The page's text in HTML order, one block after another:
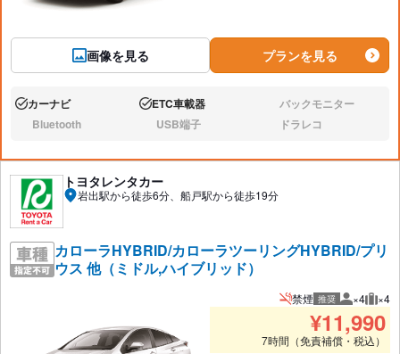
画像を見る プランを見る
あり:カーナビ あり:ETC車載器 なし:バックモニター
なし:Bluetooth なし:USB端子 なし:ドラレコ
トヨタレンタカー
岩出駅から徒歩6分、船戸駅から徒歩19分
カローラHYBRID/カローラツーリングHYBRID/プリ
ウス 他（ミドル,ハイブリッド）
禁煙 推奨 推奨人数
×4 推
×4
¥11,990
7時間（免責補償・税込）